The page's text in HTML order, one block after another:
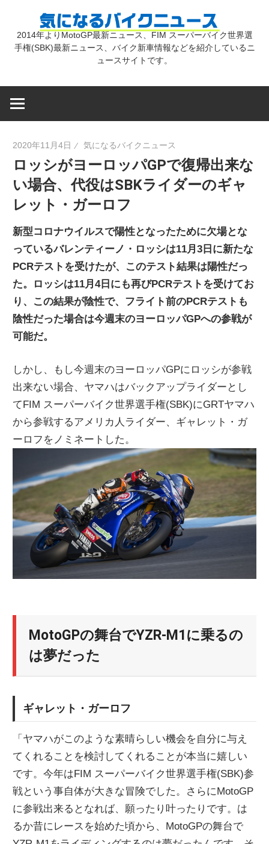
気
バ
ク
ニ
ュ
ー
ス
2014年よりMotoGP最新ニュース、FIM スーパーバイク世界選
手権(SBK)最新ニュース、バイク新車情報などを紹介しているニ
ュースサイトです。
2020年11月4日 気になるバイクニュース
ロッシがヨーロッパGPで復帰出来な
い場合、代役はSBKライダーのギャ
レット・ガーロフ
新型コロナウイルスで陽性となったために欠場とな
っているバレンティーノ・ロッシは11月3日に新たな
PCRテストを受けたが、このテスト結果は陽性だっ
た。ロッシは11月4日にも再びPCRテストを受けてお
り、この結果が陰性で、フライト前のPCRテストも
陰性だった場合は今週末のヨーロッパGPへの参戦が
可能だ。
しかし、もし今週末のヨーロッパGPにロッシが参戦
出来ない場合、ヤマハはバックアップライダーとし
てFIM スーパーバイク世界選手権(SBK)にGRTヤマハ
から参戦するアメリカ人ライダー、ギャレット・ガ
ーロフをノミネートした。
MotoGPの舞台でYZR-M1に乗るの
は夢だった
ギャレット・ガーロフ
「ヤマハがこのような素晴らしい機会を自分に与え
てくれることを検討してくれることが本当に嬉しい
です。今年はFIM スーパーバイク世界選手権(SBK)参
戦という事自体が大きな冒険でした。さらにMotoGP
に参戦出来るとなれば、願ったり叶ったりです。は
るか昔にレースを始めた頃から、MotoGPの舞台で